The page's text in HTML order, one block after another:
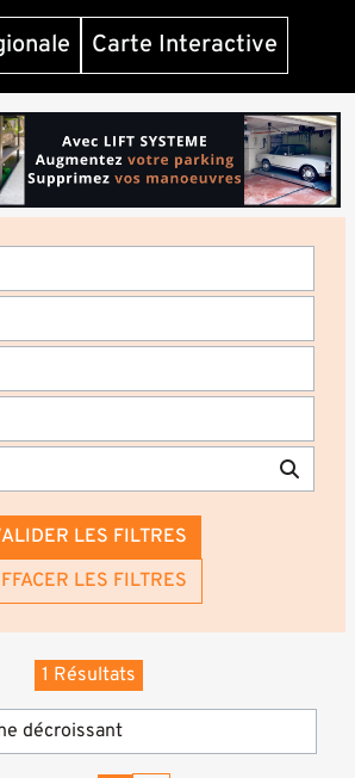
Carte Interactive
LES FILTRES
EFFACER LES FILTRES
1 Résultats